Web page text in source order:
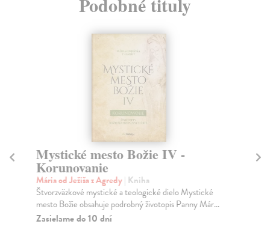
Mystické mesto Božie IV -
Korunovanie
Mária od Ježiša z Agredy| Kniha
Štvorzväzkové mystické a teologické dielo Mystické
mesto Božie obsahuje podrobný životopis Panny Már...
Zasielame do 10 dní